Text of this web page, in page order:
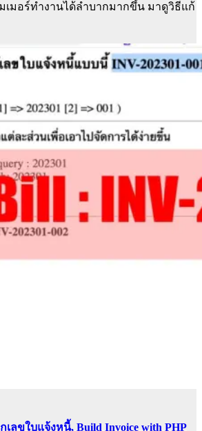
เมอร์ทำงานได้ลำบากมากขึ้น มาดูวิธีแก้
เลขใบแจ้งหนี้, Build Invoice with PHP